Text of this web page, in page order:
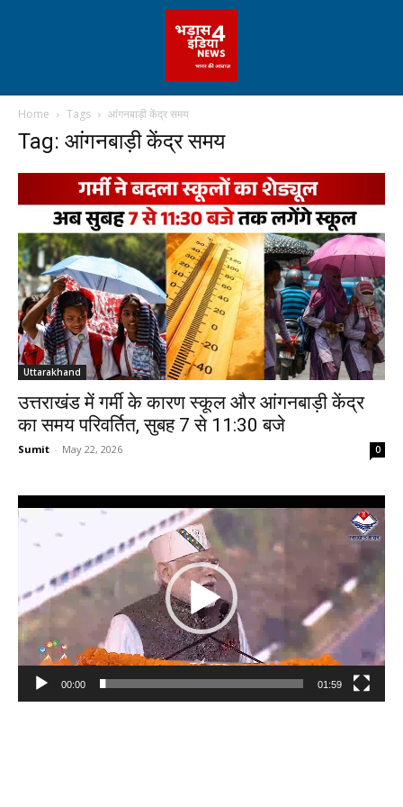
Home Tags आंगनबाड़ी केंद्र समय
Tag: आंगनबाड़ी केंद्र समय
Uttarakhand
उत्तराखंड में गर्मी के कारण स्कूल और आंगनबाड़ी केंद्र
का समय परिवर्तित, सुबह 7 से 11:30 बजे
Sumit - May 22, 2026 0
Player
00:00 01:59